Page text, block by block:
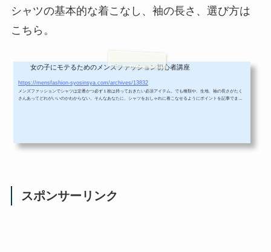
シャツの基本的な着こなし、袖の長さ、選び方は
こちら。
女の子にモテるためのメンズファッション初心者講座
https://mensfashion-syosinsya.com/archives/13832
メンズファッションでシャツは定番かつ必ず１枚は持っておきたい必須アイテム。でも種類や、生地、袖の長さがたく
さんあってどれがいいのかわからない。そんなあなたに、シャツをおしゃれに着こなせるようにポイントを記事でまと
スポンサーリンク